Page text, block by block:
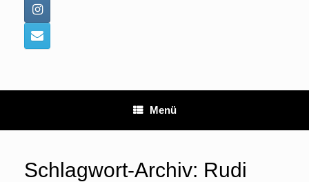
Menü
Schlagwort-Archiv: Rudi